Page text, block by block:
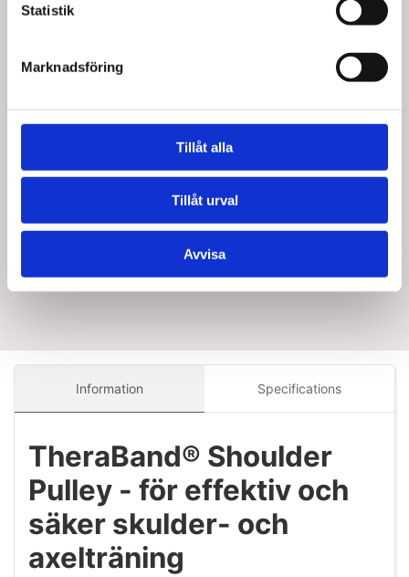
Statistik
Marknadsföring
Tillåt alla
Tillåt urval
Avvisa
Träningsband i Gult från
Standard försäljningspris SEK
1 057,50
varukorg
Träningsband i Rött från
Standard försäljningspris SEK
varukorg
Information Specifications
TheraBand® Shoulder
Pulley - för effektiv och
säker skulder- och
axelträning